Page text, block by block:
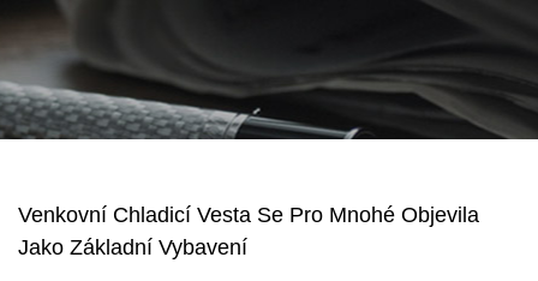
Venkovní Chladicí Vesta Se Pro Mnohé Objevila
Jako Základní Vybavení